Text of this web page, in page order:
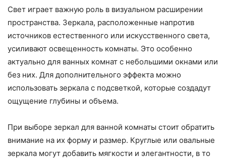
Свет играет важную роль в визуальном расширении
пространства. Зеркала, расположенные напротив
источников естественного или искусственного света,
усиливают освещенность комнаты. Это особенно
актуально для ванных комнат с небольшими окнами или
без них. Для дополнительного эффекта можно
использовать зеркала с подсветкой, которые создадут
ощущение глубины и объема.
При выборе зеркал для ванной комнаты стоит обратить
внимание на их форму и размер. Круглые или овальные
зеркала могут добавить мягкости и элегантности, в то